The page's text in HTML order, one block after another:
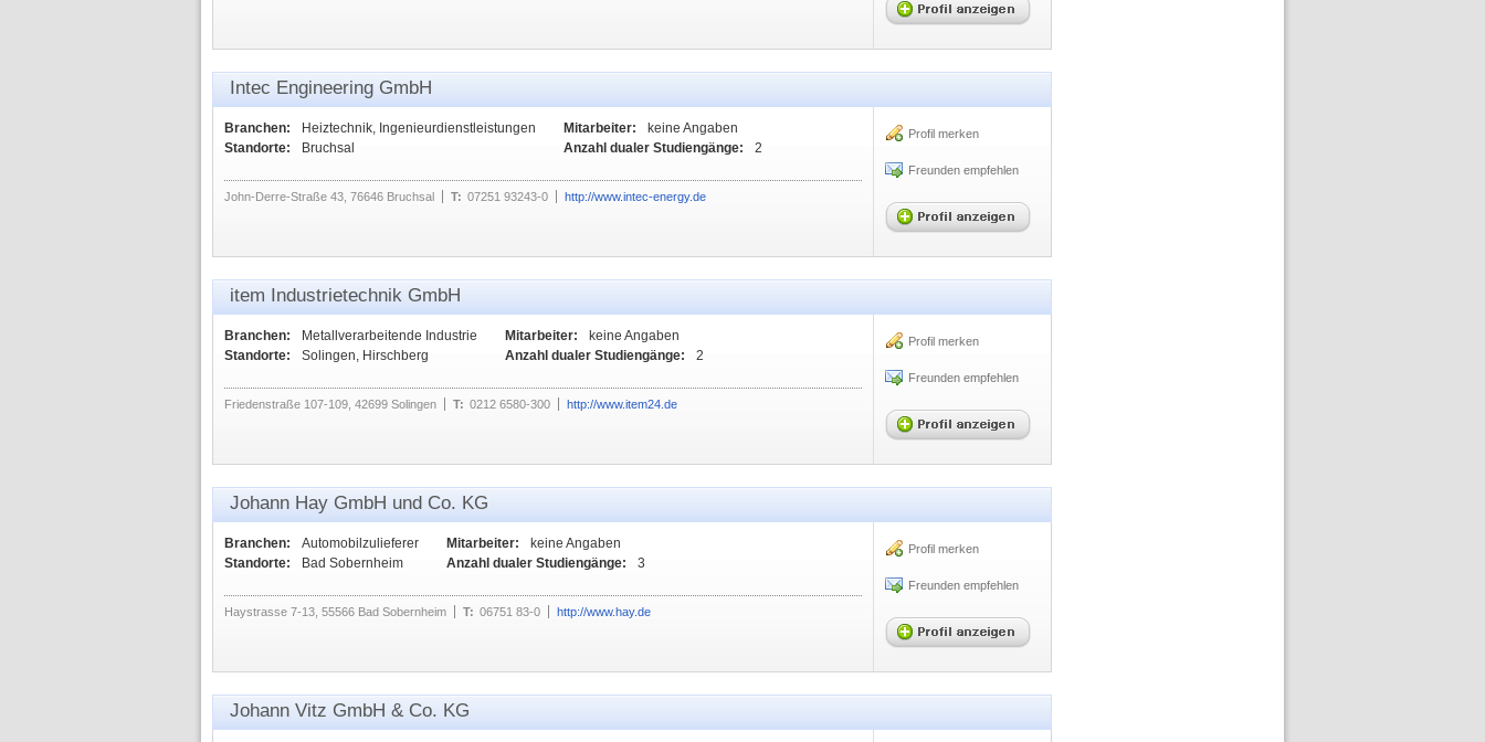
Intec Engineering GmbH
Branchen:
Heiztechnik, Ingenieurdienstleistungen
Standorte:
Bruchsal
Mitarbeiter:
keine Angaben
Anzahl dualer Studiengänge:
2
John-Derre-Straße 43, 76646 Bruchsal T: 07251 93243-0 http://www.intec-energy.de
Profil merken
Freunden empfehlen
item Industrietechnik GmbH
Branchen:
Metallverarbeitende Industrie
Standorte:
Solingen, Hirschberg
Mitarbeiter:
keine Angaben
Anzahl dualer Studiengänge:
2
Friedenstraße 107-109, 42699 Solingen T: 0212 6580-300 http://www.item24.de
Profil merken
Freunden empfehlen
Johann Hay GmbH und Co. KG
Branchen:
Automobilzulieferer
Standorte:
Bad Sobernheim
Mitarbeiter:
keine Angaben
Anzahl dualer Studiengänge:
3
Haystrasse 7-13, 55566 Bad Sobernheim T: 06751 83-0 http://www.hay.de
Profil merken
Freunden empfehlen
Johann Vitz GmbH & Co. KG